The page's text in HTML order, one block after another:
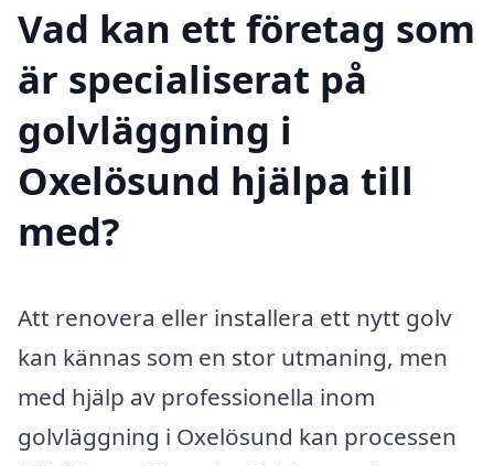
Vad kan ett företag som
är specialiserat på
golvläggning i
Oxelösund hjälpa till
med?
Att renovera eller installera ett nytt golv
kan kännas som en stor utmaning, men
med hjälp av professionella inom
golvläggning i Oxelösund kan processen